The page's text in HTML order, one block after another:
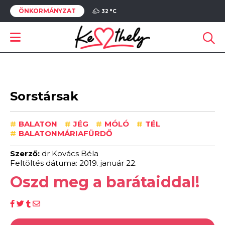
ÖNKORMÁNYZAT 32 °C
Sorstársak
# BALATON # JÉG # MÓLÓ # TÉL
# BALATONMÁRIAFÜRDŐ
Szerző: dr Kovács Béla
Feltöltés dátuma: 2019. január 22.
Oszd meg a barátaiddal!